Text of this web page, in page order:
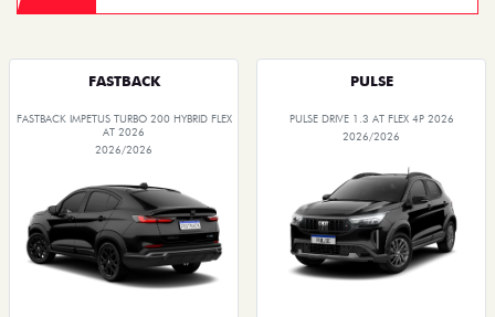
FASTBACK
FASTBACK IMPETUS TURBO 200 HYBRID FLEX
AT 2026
2026/2026
PULSE
PULSE DRIVE 1.3 AT FLEX 4P 2026
2026/2026